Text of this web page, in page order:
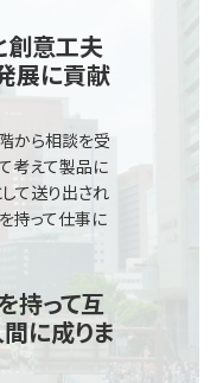
創意工夫
展に貢献
から相談を受
考えて製品に
て送り出され
持って仕事に
持って互
に成りま